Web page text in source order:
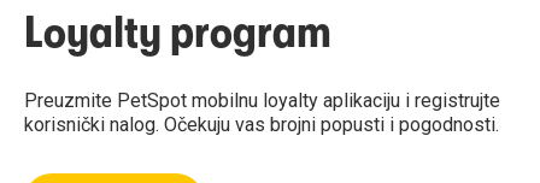
Loyalty program
Preuzmite PetSpot mobilnu loyalty aplikaciju i registrujte
korisnički nalog. Očekuju vas brojni popusti i pogodnosti.